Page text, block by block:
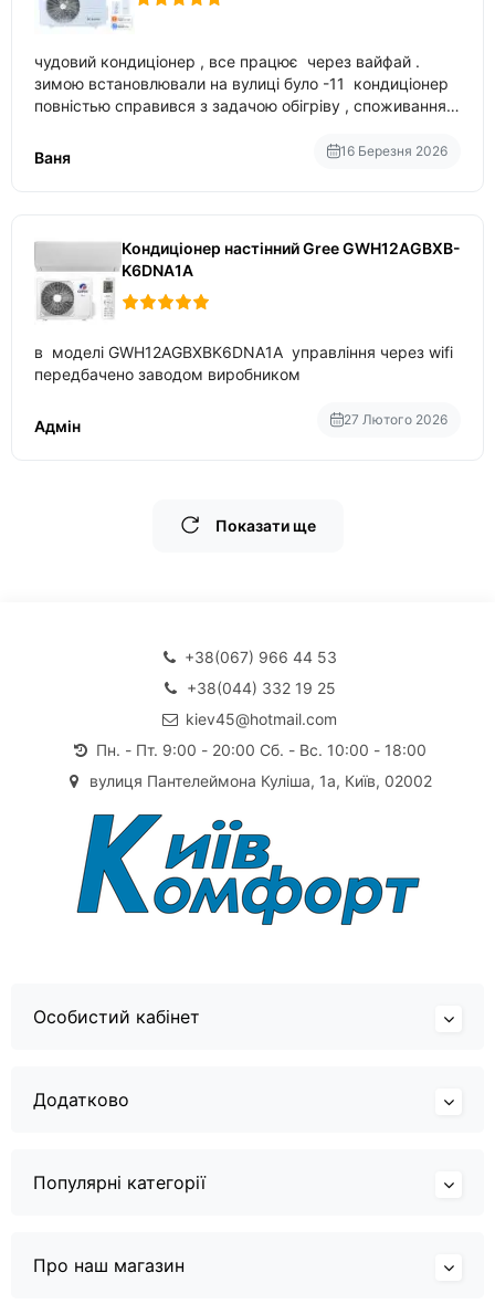
чудовий кондиціонер , все працює через вайфай .
зимою встановлювали на вулиці було -11 кондиціонер
повністью справився з задачою обігріву , споживання
температури
Ваня 16 Березня 2026
Кондиціонер настінний Gree GWH12AGBXB-
K6DNA1A
в моделі GWH12AGBXBK6DNA1A управління через wifi
передбачено заводом виробником
Адмін 27 Лютого 2026
Показати ще
+38(067) 966 44 53
+38(044) 332 19 25
kiev45@hotmail.com
Пн. - Пт. 9:00 - 20:00 Сб. - Вс. 10:00 - 18:00
вулиця Пантелеймона Куліша, 1а, Київ, 02002
Особистий кабінет
Додатково
Популярні категорії
Про наш магазин